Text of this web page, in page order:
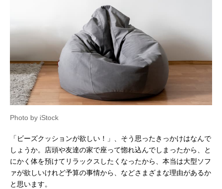
Photo by iStock
「ビーズクッションが欲しい！」、そう思ったきっかけはなんで
しょうか。店頭や友達の家で座って惚れ込んでしまったから、と
にかく体を預けてリラックスしたくなったから、本当は大型ソフ
ァが欲しいけれど予算の事情から、などさまざまな理由があるか
と思います。